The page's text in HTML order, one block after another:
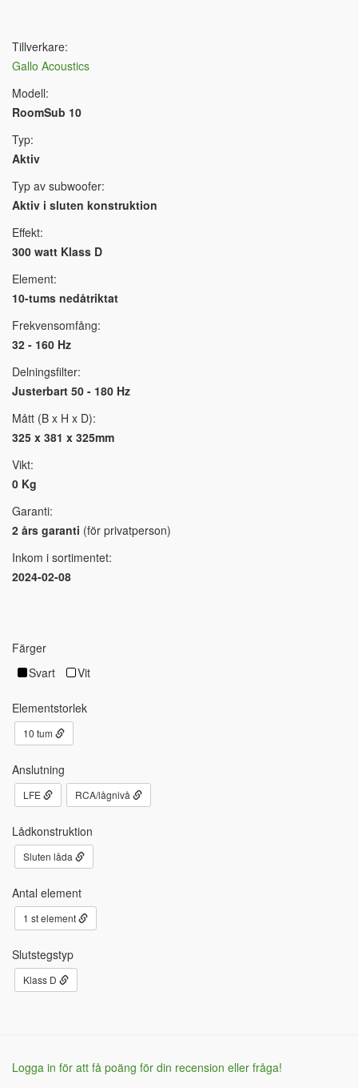
Tillverkare:
Gallo Acoustics
Modell:
RoomSub 10
Typ:
Aktiv
Typ av subwoofer:
Aktiv i sluten konstruktion
Effekt:
300 watt Klass D
Element:
10-tums nedåtriktat
Frekvensomfång:
32 - 160 Hz
Delningsfilter:
Justerbart 50 - 180 Hz
Mått (B x H x D):
325 x 381 x 325mm
Vikt:
0 Kg
Garanti:
2 års garanti (för privatperson)
Inkom i sortimentet:
2024-02-08
Färger
Svart
Vit
Elementstorlek
10 tum
Anslutning
LFE RCA/lågnivå
Lådkonstruktion
Sluten låda
Antal element
1 st element
Slutstegstyp
Klass D
Logga in för att få poäng för din recension eller fråga!